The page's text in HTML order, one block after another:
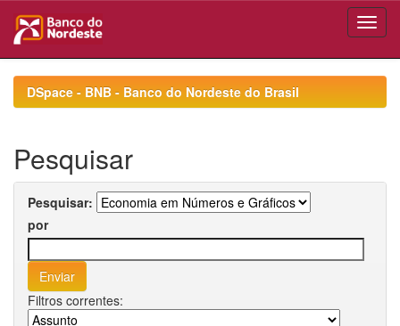
navigationDSpace - BNB - Banco do Nordeste do Brasil
Pesquisar
Pesquisar:
por
Filtros correntes: